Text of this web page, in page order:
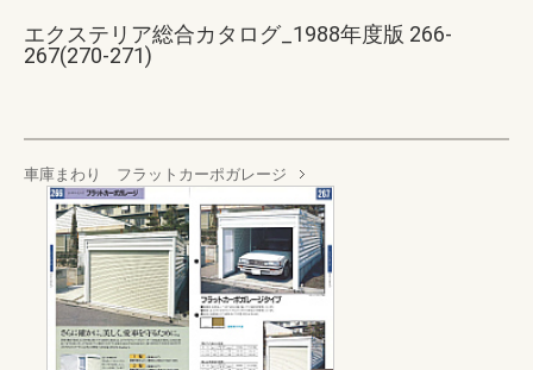
エクステリア総合カタログ_1988年度版 266-
267(270-271)
車庫まわり フラットカーポガレージ